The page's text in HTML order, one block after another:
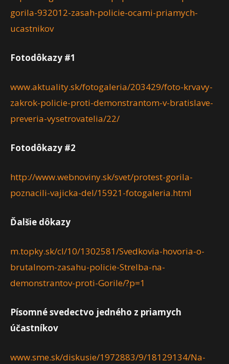
gorila-932012-zasah-policie-ocami-priamych-
ucastnikov
Fotodôkazy #1
www.aktuality.sk/fotogaleria/203429/foto-krvavy-
zakrok-policie-proti-demonstrantom-v-bratislave-
preveria-vysetrovatelia/22/
Fotodôkazy #2
http://www.webnoviny.sk/svet/protest-gorila-
poznacili-vajicka-del/15921-fotogaleria.html
Ďalšie dôkazy
m.topky.sk/cl/10/1302581/Svedkovia-hovoria-o-
brutalnom-zasahu-policie-Strelba-na-
demonstrantov-proti-Gorile/?p=1
Písomné svedectvo jedného z priamych
účastníkov
www.sme.sk/diskusie/1972883/9/18129134/Na-